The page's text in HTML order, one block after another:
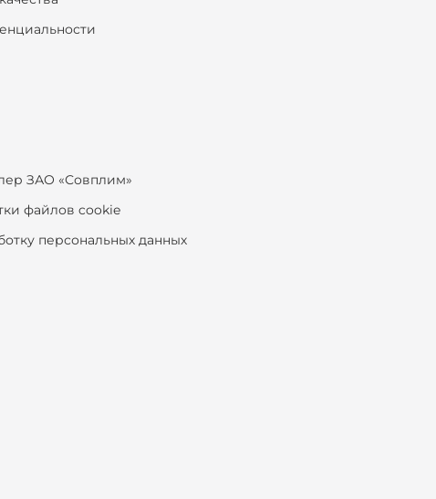
ЗАО «Совплим»
файлов cookie
персональных данных